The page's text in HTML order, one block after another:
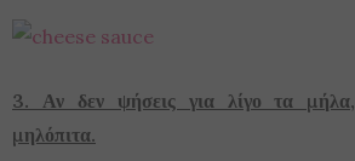
3. Αν δεν ψήσεις για λίγο τα
μηλόπιτα.